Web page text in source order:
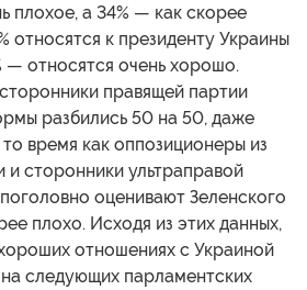
плохое, а 34% — как скорее
относятся к президенту Украины
— относятся очень хорошо.
правящей партии
разбились 50 на 50, даже
время как оппозиционеры из
и сторонники ультраправой
оценивают Зеленского
плохо. Исходя из этих данных,
отношениях с Украиной
следующих парламентских